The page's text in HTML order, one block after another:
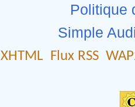
Politique
Simple
XHTML Flux RSS